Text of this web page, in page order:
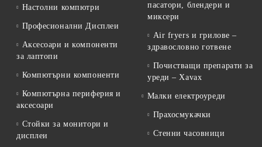
Настолни компютри
Професионални Дисплеи
Аксесоари и компоненти
за лаптопи
Компютърни компоненти
Компютърна периферия и
аксесоари
Стойки за монитори и
дисплеи
пасатори, блендери и
миксери
Air fryers и грилове –
здравословно готвене
Почистващи препарати за
уреди – Xavax
Малки електроуреди
Прахосмукачки
Стенни часовници